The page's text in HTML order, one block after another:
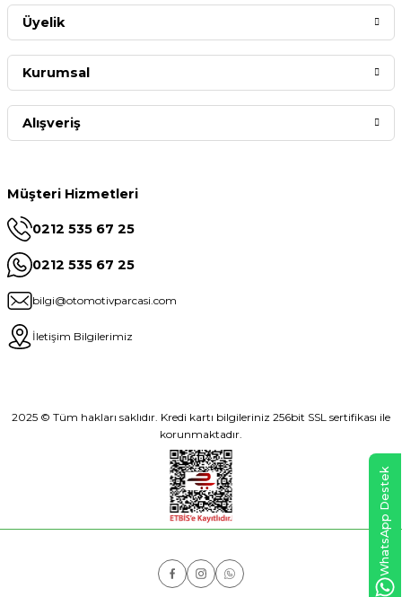
Müşteri Hizmetleri
0212 535 67 25
0212 535 67 25
bilgi@otomotivparcasi.com
İletişim Bilgilerimiz
Üyelik
Kurumsal
Alışveriş
2025 © Tüm hakları saklıdır. Kredi kartı bilgileriniz 256bit SSL sertifikası ile
korunmaktadır.
WhatsApp Destek